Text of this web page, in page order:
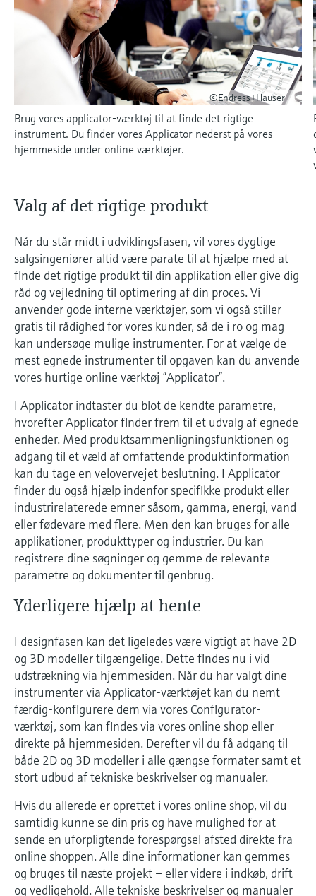
Optical analysis
Netilion IIoT
Softwareløsninger
Produkteredskaber
Produktfinder
Find produkter baseret på
Instrument-valg via
applikationsparametre
Find, vælg og konfigurer produkter ved hjælp
af applikationsparametre.
Device Viewer
Find produktspecifik information og
dokumentation
Find reservedele
Find reservedele efter produktkategori,
ordrekode eller serienummer
Shop alle
Konduktiv niveaumåling
Niveaumåling med
svømmerafbryder
Radiometrisk niveaumåling
Niveaumåling med
Servoniveaumåling
Elektromekanisk niveaumåling
Niveaumåling med
mikrobølgebarriere
Niveaumåling med tryk
Shop alle
Laboratorieinstrumenter
Automatiske vandprøveudtagere
TOC-, COD- og SAC-analysatorer
ORP-sensorer og transmittere
transmittere
sensorer
Analysatorer til hårdhed, jern og
mere
Procesfotometre
Måling med
mikrobølgetransmission
Memosens-teknologi
Shop alle
Temperatur-switche
Overfladetemperaturfølere
Multipunktstermometre
Energy managers & application
managers
Surge arresters
Shop alle
Luftkvalitetsmåleenheder
Røgdetektorer
Enheder til måling af synsvidde
Overhøjdedetektorer
Netilion Device Viewer
Netilion Water
Minedrift, mineraler og metaller
I fokus for alle industrier
Bæredygtighedsløsninger til
Transformation af procesindustrien
gennem digitalisering
Driftsmæssig overlegenhed baseret
på beslutningsrelevant
procesgennemsigtighed
Gain knowledge with our learning resources
Arrangementer
Vælg mellem forskellige arrangementer,
herunder kurser, seminarer, udstillinger,
messer og onlineseminarer.
Karriere
Bæredygtighed
Relaterede virksomheder
Endress+Hauser Optical Analysis
Endress+Hauser SICK
Oversigt over arrangementer og
uddannelse
Job opportunities at
Endress+Hauser SICK
©Endress+Hauser
Brug vores applicator-værktøj til at finde det rigtige
instrument. Du finder vores Applicator nederst på vores
hjemmeside under online værktøjer.
Valg af det rigtige produkt
Når du står midt i udviklingsfasen, vil vores dygtige
salgsingeniører altid være parate til at hjælpe med at
finde det rigtige produkt til din applikation eller give dig
råd og vejledning til optimering af din proces. Vi
anvender gode interne værktøjer, som vi også stiller
gratis til rådighed for vores kunder, så de i ro og mag
kan undersøge mulige instrumenter. For at vælge de
mest egnede instrumenter til opgaven kan du anvende
vores hurtige online værktøj ”Applicator”.
I Applicator indtaster du blot de kendte parametre,
hvorefter Applicator finder frem til et udvalg af egnede
enheder. Med produktsammenligningsfunktionen og
adgang til et væld af omfattende produktinformation
kan du tage en velovervejet beslutning. I Applicator
finder du også hjælp indenfor specifikke produkt eller
industrirelaterede emner såsom, gamma, energi, vand
eller fødevare med flere. Men den kan bruges for alle
applikationer, produkttyper og industrier. Du kan
registrere dine søgninger og gemme de relevante
parametre og dokumenter til genbrug.
Yderligere hjælp at hente
I designfasen kan det ligeledes være vigtigt at have 2D
og 3D modeller tilgængelige. Dette findes nu i vid
udstrækning via hjemmesiden. Når du har valgt dine
instrumenter via Applicator-værktøjet kan du nemt
færdig-konfigurere dem via vores Configurator-
værktøj, som kan findes via vores online shop eller
direkte på hjemmesiden. Derefter vil du få adgang til
både 2D og 3D modeller i alle gængse formater samt et
stort udbud af tekniske beskrivelser og manualer.
Hvis du allerede er oprettet i vores online shop, vil du
samtidig kunne se din pris og have mulighed for at
sende en uforpligtende forespørgsel afsted direkte fra
online shoppen. Alle dine informationer kan gemmes
og bruges til næste projekt – eller videre i indkøb, drift
og vedligehold. Alle tekniske beskrivelser og manualer